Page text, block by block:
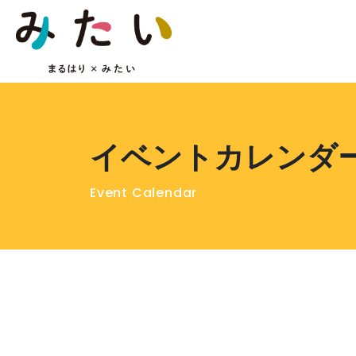
イベントカレンダ
Event Calendar